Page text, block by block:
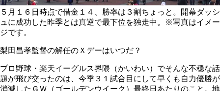
５月１６日時点で借金１４、勝率は３割ちょっと。開幕ダッシ
ュに成功した昨季とは真逆で最下位を独走中。※写真はイメー
ジです。
梨田昌孝監督の解任のＸデーはいつだ？
プロ野球・楽天イーグルス界隈（かいわい）でそんな不穏な話
題が飛び交ったのは、今季３１試合目にして早くも自力優勝が
消滅したＧＷ（ゴールデンウイーク）最終日あたりのこと。地